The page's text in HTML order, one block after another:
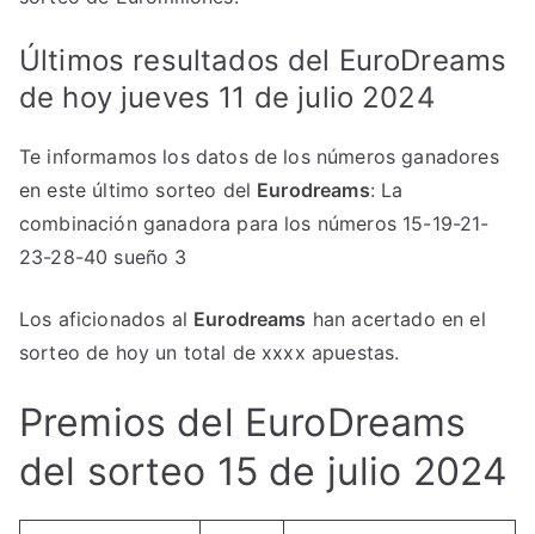
Últimos resultados del EuroDreams
de hoy jueves 11 de julio 2024
Te informamos los datos de los números ganadores
en este último sorteo del Eurodreams: La
combinación ganadora para los números 15-19-21-
23-28-40 sueño 3
Los aficionados al Eurodreams han acertado en el
sorteo de hoy un total de xxxx apuestas.
Premios del EuroDreams
del sorteo 15 de julio 2024